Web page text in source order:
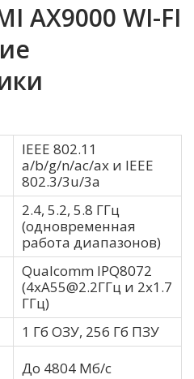
AX9000 WI-FI
IEEE 802.11
a/b/g/n/ac/ax и IEEE
802.3/3u/3a
2.4, 5.2, 5.8 ГГц
(одновременная
работа диапазонов)
Qualcomm IPQ8072
(4хА55@2.2ГГц и 2х1.7
ГГц)
1 Гб ОЗУ, 256 Гб ПЗУ
До 4804 Мб/с